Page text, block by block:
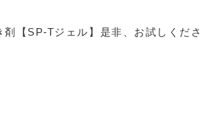
【SP-Tジェル】是非、お試しくださ